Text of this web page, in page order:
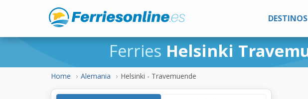
DESTINOS
Ferries Helsinki
Home Alemania Helsinki - Travemuende